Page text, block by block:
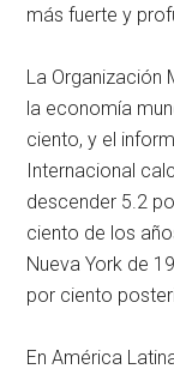
más fuerte y
La Organización
la economía
ciento, y el
Internacional
descender 5.2
ciento de los
Nueva York de
por ciento
En América